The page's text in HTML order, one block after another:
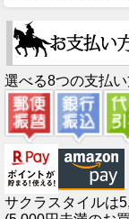
選べる8つの支払
サクラスタイルは